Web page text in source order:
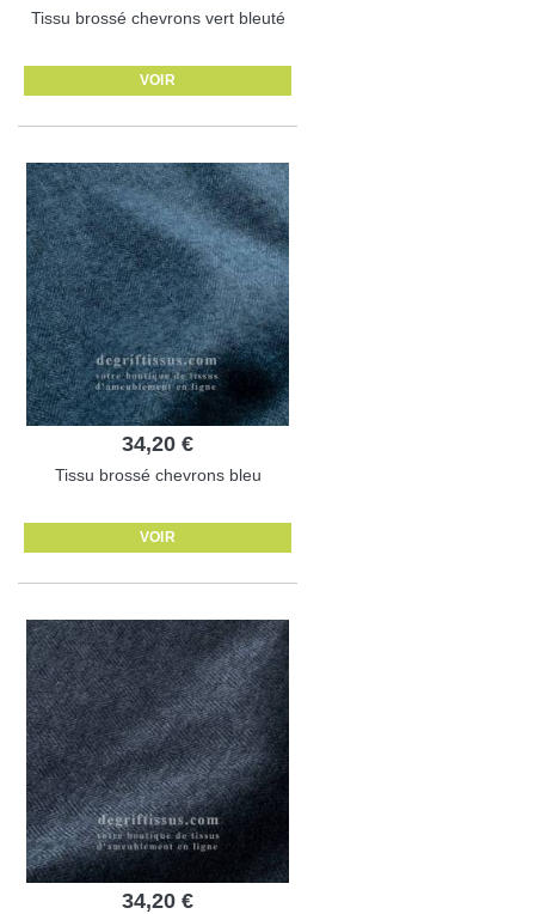
Tissu brossé chevrons vert bleuté
VOIR
34,20 €
Tissu brossé chevrons bleu
VOIR
34,20 €